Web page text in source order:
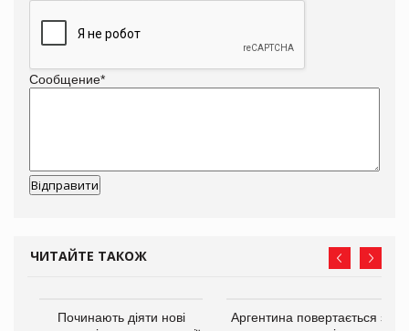
Сообщение*
ЧИТАЙТЕ ТАКОЖ
Починають діяти нові
Аргентина повертається з